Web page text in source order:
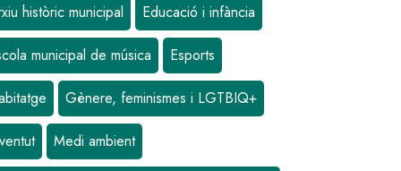
històric municipal Educació i infància
municipal de música Esports
Gènere, feminismes i LGTBIQ+
Medi ambient